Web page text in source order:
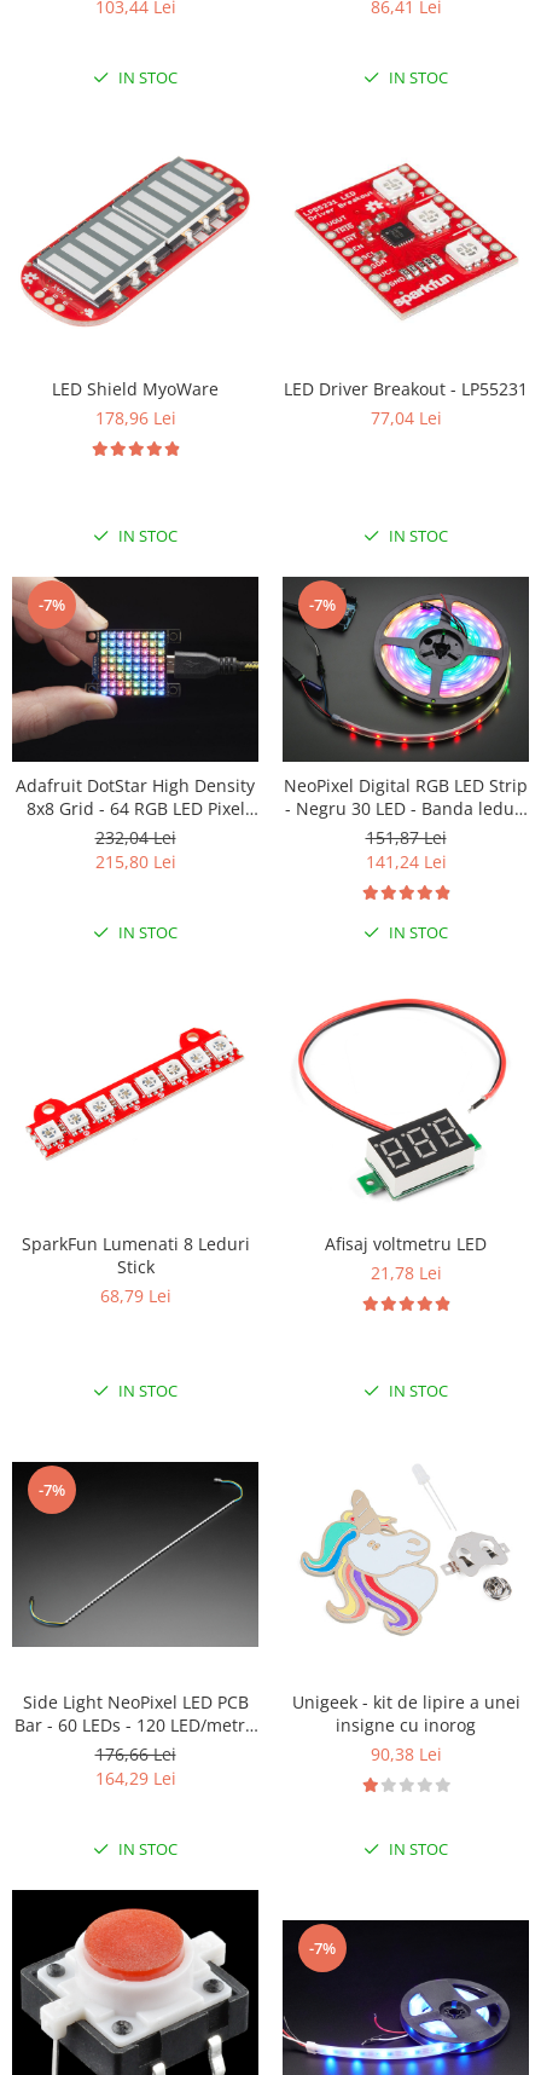
103,44 Lei
IN STOC
86,41 Lei
IN STOC
LED Shield MyoWare
178,96 Lei
IN STOC
LED Driver Breakout - LP55231
77,04 Lei
IN STOC
-7%
Adafruit DotStar High Density
8x8 Grid - 64 RGB LED Pixel
Matrix
232,04 Lei
215,80 Lei
IN STOC
-7%
NeoPixel Digital RGB LED Strip
- Negru 30 LED - Banda leduri
- 1m
151,87 Lei
141,24 Lei
IN STOC
SparkFun Lumenati 8 Leduri
Stick
68,79 Lei
IN STOC
Afisaj voltmetru LED
21,78 Lei
IN STOC
-7%
Side Light NeoPixel LED PCB
Bar - 60 LEDs - 120 LED/metru
- 500mm Long
176,66 Lei
164,29 Lei
IN STOC
Unigeek - kit de lipire a unei
insigne cu inorog
90,38 Lei
IN STOC
-7%